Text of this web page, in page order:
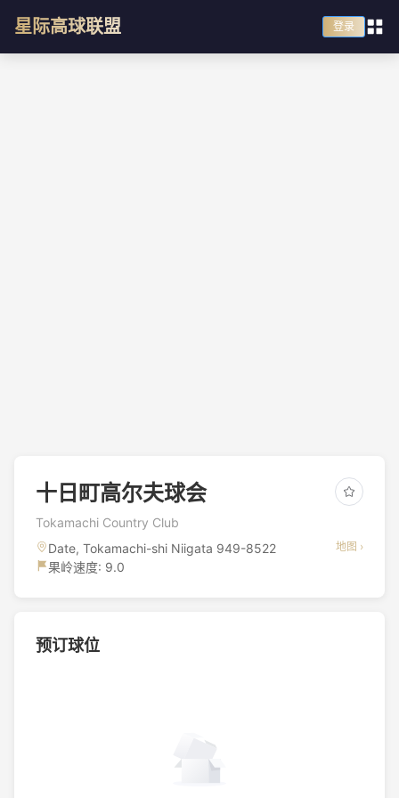
星际高球联盟 登录
十日町高尔夫球会
Tokamachi Country Club
Date, Tokamachi-shi Niigata 949-8522
地图 ›
果岭速度: 9.0
预订球位